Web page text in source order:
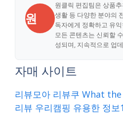
원
원클릭 편집팀은 상품
생활 등 다양한 분야의
독자에게 정확하고 유
모든 콘텐츠는 신뢰할
성되며, 지속적으로 업
자매 사이트
리뷰모아 리뷰쿠 What
리뷰 우리캠핑 유용한 정보1